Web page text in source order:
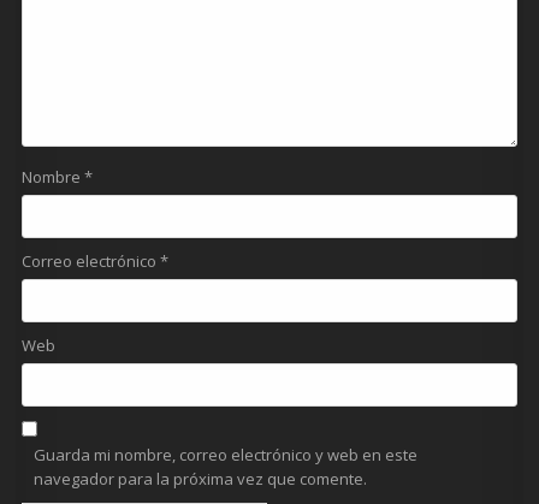
Nombre*
Correo electrónico*
Web
Guarda mi nombre, correo electrónico y web en este
navegador para la próxima vez que comente.